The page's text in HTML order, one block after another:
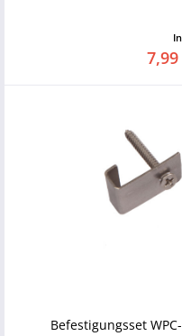
Befestigungsset